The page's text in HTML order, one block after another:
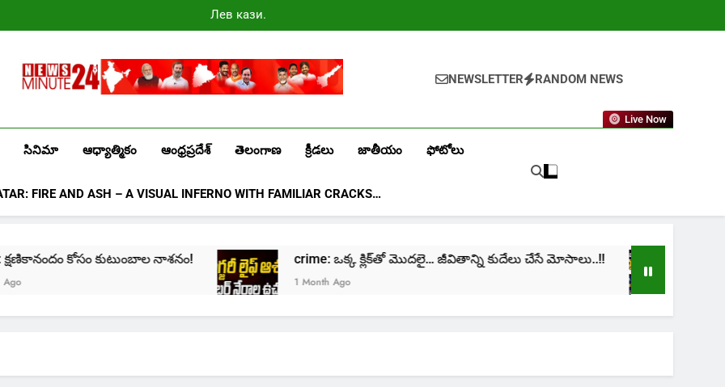
Лев казино
промокоды
Newsminute24
NEWSLETTER RANDOM NEWS
Live Now
సినిమా ఆధ్యాత్మికం ఆంధ్రప్రదేశ్ తెలంగాణ క్రీడలు జాతీయం ఫోటోలు
FIRE AND ASH – A VISUAL INFERNO WITH FAMILIAR CRACKS…
క్షణికానందం కోసం కుటుంబాల నాశనం! crime: ఒక్క క్లిక్‌తో మొదలై… జీవితాన్ని కుదేలు చేసే మోసాలు..!!
1 Month Ago